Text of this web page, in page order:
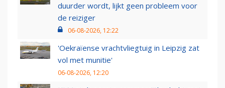
duurder wordt, lijkt geen probleem voor
de reiziger
06-08-2026, 12:22
'Oekraïense vrachtvliegtuig in Leipzig zat
vol met munitie'
06-08-2026, 12:20